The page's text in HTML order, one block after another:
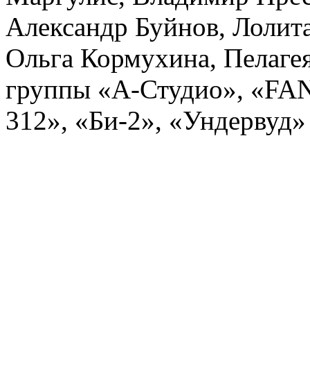
Александр Буйнов,
Ольга Кормухина,
группы «А-Студио»,
312», «Би-2»,